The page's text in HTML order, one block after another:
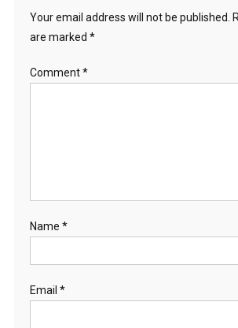
Your email address will not be published.
are marked *
Comment*
Name *
Email *